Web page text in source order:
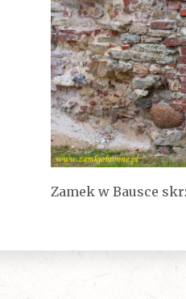
Zamek w Bausce